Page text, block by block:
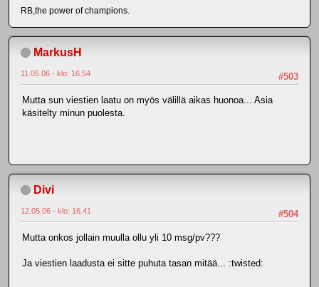
RB,the power of champions.
MarkusH
#503
11.05.06 - klo: 16.54
Mutta sun viestien laatu on myös välillä aikas huonoa... Asia
käsitelty minun puolesta.
Divi
#504
12.05.06 - klo: 16.41
Mutta onkos jollain muulla ollu yli 10 msg/pv???
Ja viestien laadusta ei sitte puhuta tasan mitää... :twisted: